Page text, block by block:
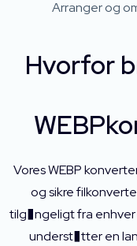
Arranger og
Hvorfor
Vores WEBP
og sikre
tilg�ngeligt fra
underst�tter en